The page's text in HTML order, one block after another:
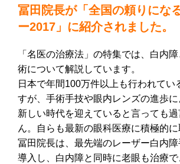
冨田院長が「全国の頼りにな
ー2017」に紹介されました。
「名医の治療法」の特集では、白内
術について解説しています。
日本で年間100万件以上も行われてい
すが、手術手技や眼内レンズの進歩
新しい時代を迎えていると言っても
ん。自らも最新の眼科医療に積極的
冨田院長は、最先端のレーザー白内障
導入し、白内障と同時に老眼も治療